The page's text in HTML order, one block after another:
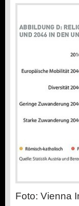
Foto: Vienna